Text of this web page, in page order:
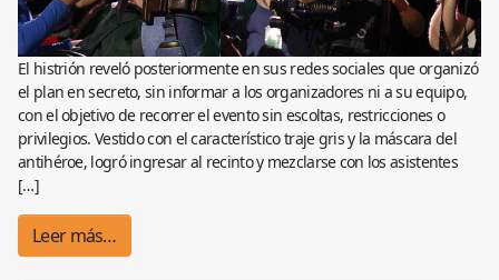
El histrión reveló posteriormente en sus redes sociales que organizó
el plan en secreto, sin informar a los organizadores ni a su equipo,
con el objetivo de recorrer el evento sin escoltas, restricciones o
privilegios. Vestido con el característico traje gris y la máscara del
antihéroe, logró ingresar al recinto y mezclarse con los asistentes
[…]
Leer más…